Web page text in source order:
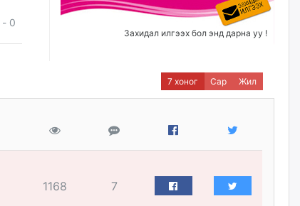
- 0
Шатахууныг олдож байгаа
газраас нь л авч байна. Үнэ
тарифаас илүү хангамж дээр
анхаарч байна
Ц.Будханд: Дүүгээ гараад
өчигдѳр
Барилгын салбарын 100
жилийн ойд зориулсан
Захидал илгээх бол энд дарна уу !
7 хоног Сар Жил
1168 7